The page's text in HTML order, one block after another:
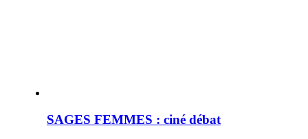
SAGES FEMMES : ciné débat